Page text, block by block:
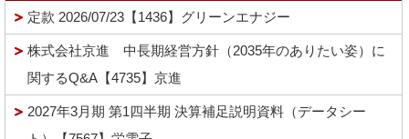
定款 2026/07/23【1436】グリーンエナジー
株式会社京進 中長期経営方針（2035年のありたい姿）に
関するQ&A【4735】京進
2027年3月期 第1四半期 決算補足説明資料（データシー